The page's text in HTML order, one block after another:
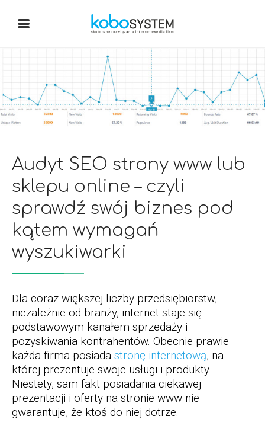
Audyt SEO strony www lub
sklepu online – czyli
sprawdź swój biznes pod
kątem wymagań
wyszukiwarki
Dla coraz większej liczby przedsiębiorstw,
niezależnie od branży, internet staje się
podstawowym kanałem sprzedaży i
pozyskiwania kontrahentów. Obecnie prawie
każda firma posiada stronę internetową, na
której prezentuje swoje usługi i produkty.
Niestety, sam fakt posiadania ciekawej
prezentacji i oferty na stronie www nie
gwarantuje, że ktoś do niej dotrze.